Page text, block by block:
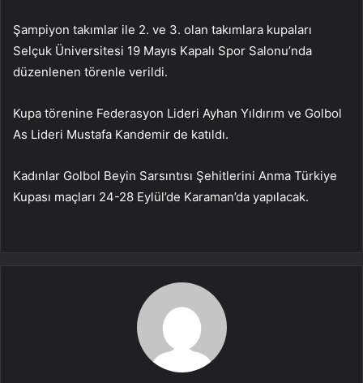
Şampiyon takımlar ile 2. ve 3. olan takımlara kupaları
Selçuk Üniversitesi 19 Mayıs Kapalı Spor Salonu’nda
düzenlenen törenle verildi.
Kupa törenine Federasyon Lideri Ayhan Yıldırım ve Golbol
As Lideri Mustafa Kandemir de katıldı.
Kadınlar Golbol Beyin Sarsıntısı Şehitlerini Anma Türkiye
Kupası maçları 24-28 Eylül’de Karaman’da yapılacak.